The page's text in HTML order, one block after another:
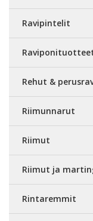
Ravipintelit
Rehut &
Riimunnarut
Riimut
Riimut ja
Rintaremmit